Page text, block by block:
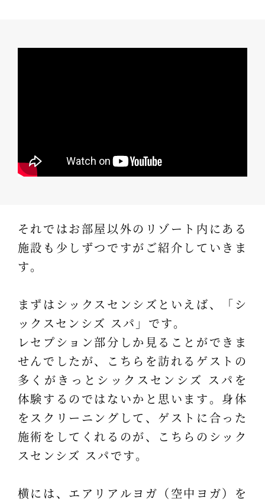
それではお部屋以外のリゾート内にある
施設も少しずつですがご紹介していきま
す。
まずはシックスセンシズといえば、「シ
ックスセンシズ スパ」です。
レセプション部分しか見ることができま
せんでしたが、こちらを訪れるゲストの
多くがきっとシックスセンシズ スパを
体験するのではないかと思います。身体
をスクリーニングして、ゲストに合った
施術をしてくれるのが、こちらのシック
スセンシズ スパです。
横には、エアリアルヨガ（空中ヨガ）を